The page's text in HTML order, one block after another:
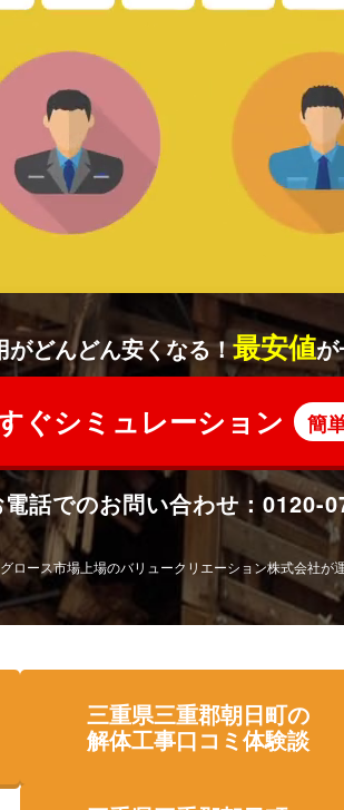
がどんどん安くなる！最安値
ぐシミュレーション 簡
話でのお問い合わせ： 0120-
ロース市場上場のバリュークリエーション株式会社が
三重県三重郡朝日町の
解体工事口コミ体験談